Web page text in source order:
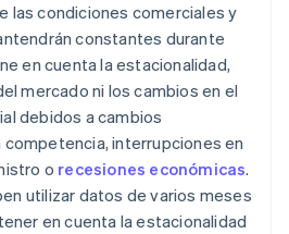
las condiciones comerciales y
constantes durante
en cuenta la estacionalidad,
mercado ni los cambios en el
debidos a cambios
interrupciones en
o recesiones económicas.
utilizar datos de varios meses
en cuenta la estacionalidad